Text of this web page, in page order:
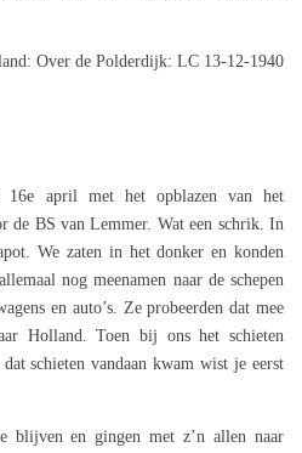
Over de Polderdijk: LC 13-12-1940
april met het opblazen van het
de BS van Lemmer. Wat een schrik. In
We zaten in het donker en konden
nog meenamen naar de schepen
en auto’s. Ze probeerden dat mee
Holland. Toen bij ons het schieten
schieten vandaan kwam wist je eerst
blijven en gingen met z’n allen naar